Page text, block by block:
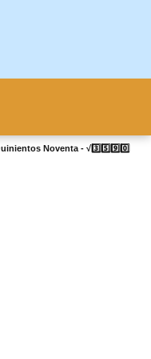
Noventa - √3️⃣5️⃣9️⃣0️⃣